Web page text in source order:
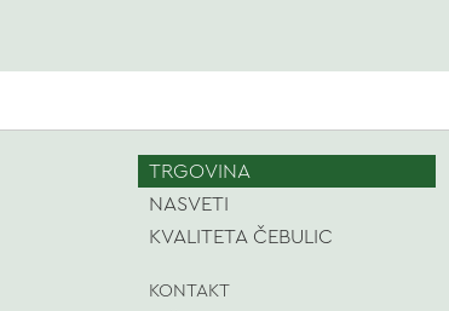
TRGOVINA
NASVETI
KVALITETA ČEBULIC
KONTAKT